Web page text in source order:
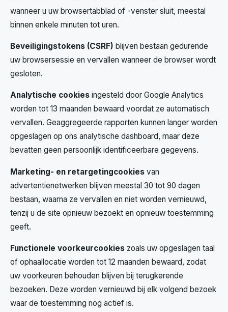
wanneer u uw browsertabblad of -venster sluit, meestal
binnen enkele minuten tot uren.
Beveiligingstokens (CSRF) blijven bestaan gedurende
uw browsersessie en vervallen wanneer de browser wordt
gesloten.
Analytische cookies ingesteld door Google Analytics
worden tot 13 maanden bewaard voordat ze automatisch
vervallen. Geaggregeerde rapporten kunnen langer worden
opgeslagen op ons analytische dashboard, maar deze
bevatten geen persoonlijk identificeerbare gegevens.
Marketing- en retargetingcookies van
advertentienetwerken blijven meestal 30 tot 90 dagen
bestaan, waarna ze vervallen en niet worden vernieuwd,
tenzij u de site opnieuw bezoekt en opnieuw toestemming
geeft.
Functionele voorkeurcookies zoals uw opgeslagen taal
of ophaallocatie worden tot 12 maanden bewaard, zodat
uw voorkeuren behouden blijven bij terugkerende
bezoeken. Deze worden vernieuwd bij elk volgend bezoek
waar de toestemming nog actief is.